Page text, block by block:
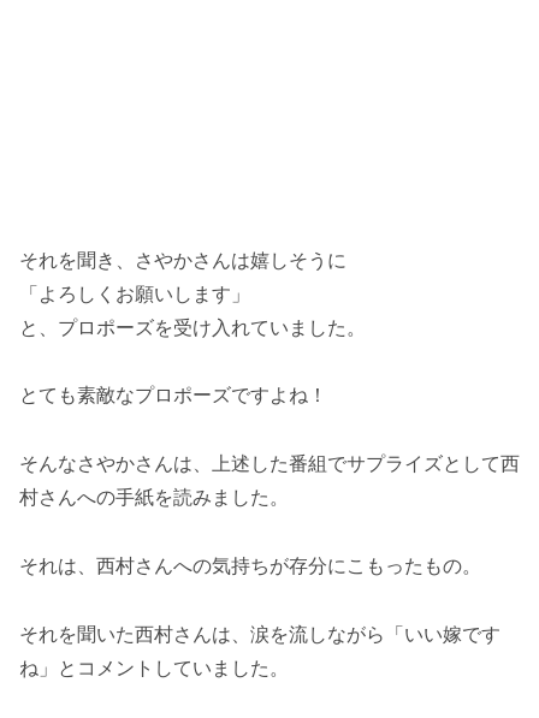
それを聞き、さやかさんは嬉しそうに
「よろしくお願いします」
と、プロポーズを受け入れていました。
とても素敵なプロポーズですよね！
そんなさやかさんは、上述した番組でサプライズとして西
村さんへの手紙を読みました。
それは、西村さんへの気持ちが存分にこもったもの。
それを聞いた西村さんは、涙を流しながら「いい嫁です
ね」とコメントしていました。